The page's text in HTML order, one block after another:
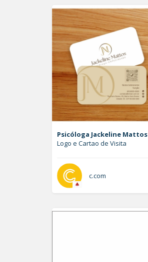
Psicóloga Jackeline Mattos
Logo e Cartao de Visita
c.com